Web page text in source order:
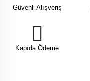
Güvenli Alışveriş
Kapıda Ödeme